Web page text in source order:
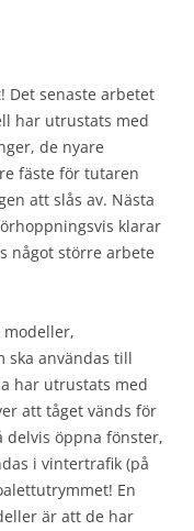
Det senaste arbetet
har utrustats med
de nyare
fäste för tutaren
att slås av. Nästa
klarar
något större arbete
modeller,
ska användas till
har utrustats med
att tåget vänds för
delvis öppna fönster,
i vintertrafik (på
En
är att de har